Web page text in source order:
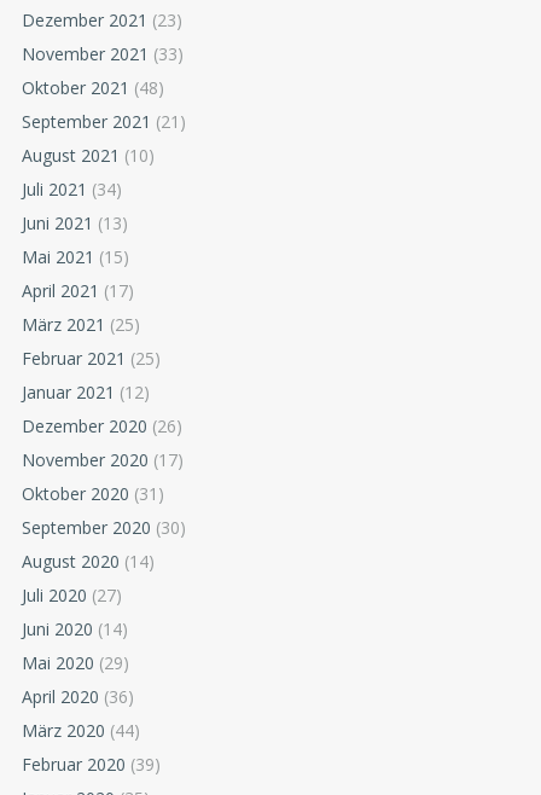
Dezember 2021 (23)
November 2021 (33)
Oktober 2021 (48)
September 2021 (21)
August 2021 (10)
Juli 2021 (34)
Juni 2021 (13)
Mai 2021 (15)
April 2021 (17)
März 2021 (25)
Februar 2021 (25)
Januar 2021 (12)
Dezember 2020 (26)
November 2020 (17)
Oktober 2020 (31)
September 2020 (30)
August 2020 (14)
Juli 2020 (27)
Juni 2020 (14)
Mai 2020 (29)
April 2020 (36)
März 2020 (44)
Februar 2020 (39)